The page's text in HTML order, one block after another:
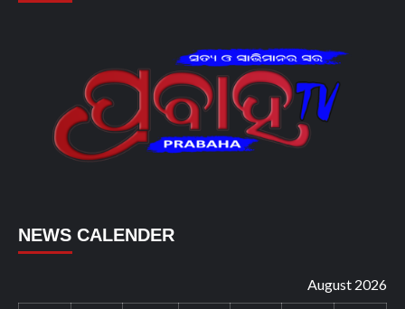
NEWS CALENDER
August 2026